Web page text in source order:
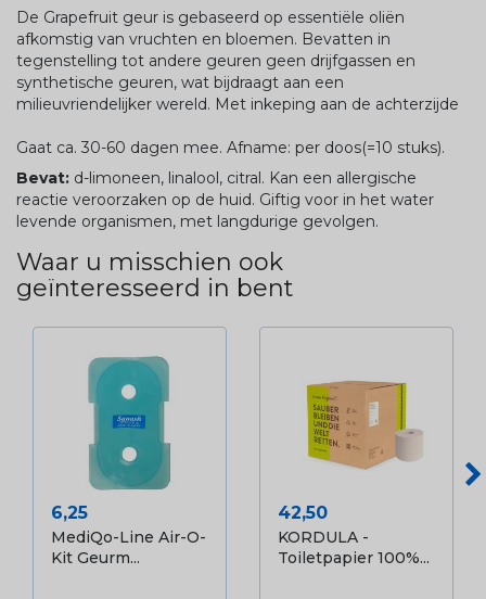
De Grapefruit geur is gebaseerd op essentiële oliën
afkomstig van vruchten en bloemen. Bevatten in
tegenstelling tot andere geuren geen drijfgassen en
synthetische geuren, wat bijdraagt aan een
milieuvriendelijker wereld. Met inkeping aan de achterzijde
Gaat ca. 30-60 dagen mee. Afname: per doos(=10 stuks).
Bevat: d-limoneen, linalool, citral. Kan een allergische
reactie veroorzaken op de huid. Giftig voor in het water
levende organismen, met langdurige gevolgen.
Waar u misschien ook
geïnteresseerd in bent
Prijs
6,25
MediQo-Line Air-O-
Kit Geurm...
Prijs
42,50
KORDULA -
Toiletpapier 100%...